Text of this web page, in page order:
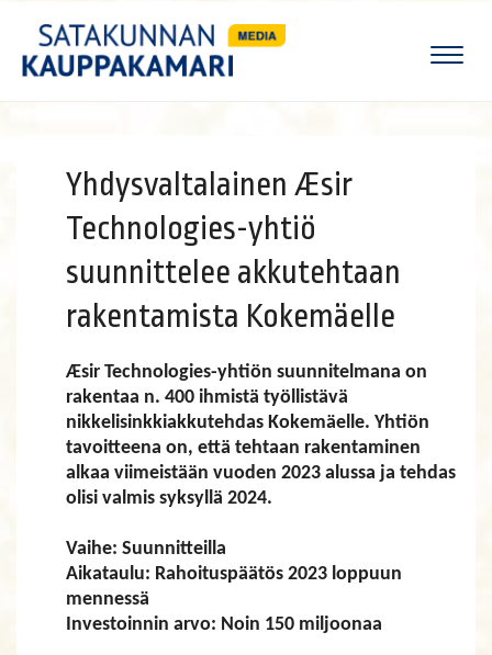
Yhdysvaltalainen Æsir
Technologies-yhtiö
suunnittelee akkutehtaan
rakentamista Kokemäelle
Æsir Technologies-yhtiön suunnitelmana on
rakentaa n. 400 ihmistä työllistävä
nikkelisinkkiakkutehdas Kokemäelle. Yhtiön
tavoitteena on, että tehtaan rakentaminen
alkaa viimeistään vuoden 2023 alussa ja tehdas
olisi valmis syksyllä 2024.
​​​​​​​Vaihe: Suunnitteilla
Aikataulu: Rahoituspäätös 2023 loppuun
mennessä
Investoinnin arvo: Noin 150 miljoonaa